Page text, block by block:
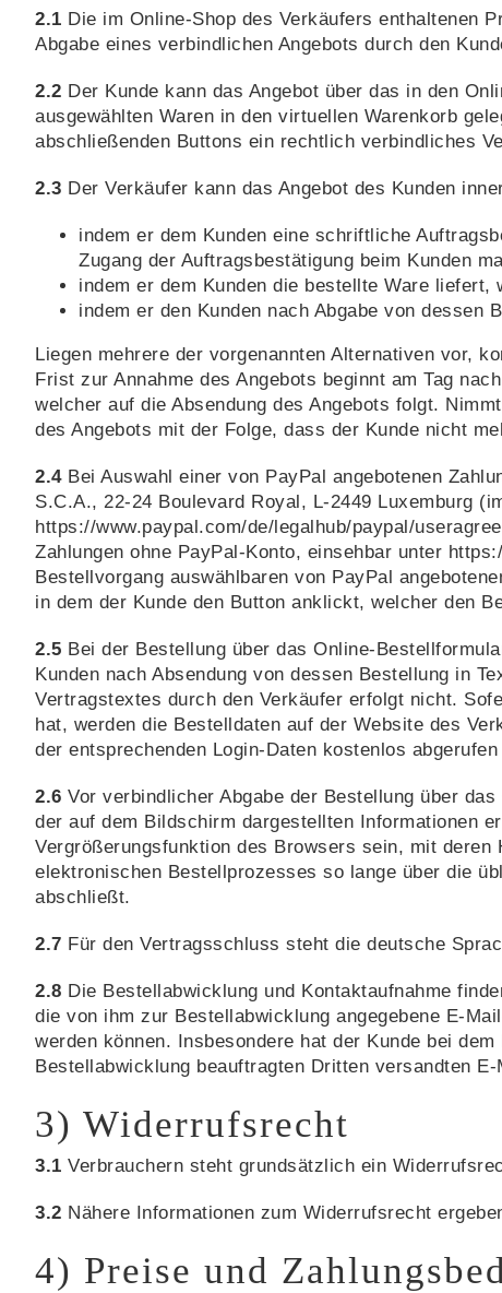
2.1 Die im Online-Shop des Verkäufers enthaltenen
Abgabe eines verbindlichen Angebots durch den
2.2 Der Kunde kann das Angebot über das in den
ausgewählten Waren in den virtuellen Warenkorb
abschließenden Buttons ein rechtlich verbindliches
2.3 Der Verkäufer kann das Angebot des Kunden
indem er dem Kunden eine schriftliche
Zugang der Auftragsbestätigung beim Kunden
indem er dem Kunden die bestellte Ware
indem er den Kunden nach Abgabe von dessen
Liegen mehrere der vorgenannten Alternativen vor,
Frist zur Annahme des Angebots beginnt am Tag
welcher auf die Absendung des Angebots folgt.
des Angebots mit der Folge, dass der Kunde nicht
2.4Bei Auswahl einer von PayPal angebotenen
S.C.A., 22-24 Boulevard Royal, L-2449 Luxemburg
https://www.paypal.com/de/legalhub/paypal/
Zahlungen ohne PayPal-Konto, einsehbar unter
Bestellvorgang auswählbaren von PayPal
in dem der Kunde den Button anklickt, welcher den
2.5 Bei der Bestellung über das Online-
Kunden nach Absendung von dessen Bestellung in
Vertragstextes durch den Verkäufer erfolgt nicht.
hat, werden die Bestelldaten auf der Website des
der entsprechenden Login-Daten kostenlos abgerufen
2.6 Vor verbindlicher Abgabe der Bestellung über
der auf dem Bildschirm dargestellten Informationen
Vergrößerungsfunktion des Browsers sein, mit
elektronischen Bestellprozesses so lange über die
abschließt.
2.7 Für den Vertragsschluss steht die deutsche
2.8 Die Bestellabwicklung und Kontaktaufnahme
die von ihm zur Bestellabwicklung angegebene E-
werden können. Insbesondere hat der Kunde bei
Bestellabwicklung beauftragten Dritten versandten
3) Widerrufsrecht
3.1 Verbrauchern steht grundsätzlich ein
3.2 Nähere Informationen zum Widerrufsrecht
4) Preise und